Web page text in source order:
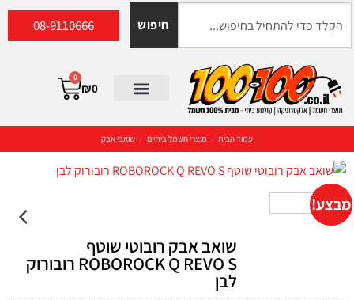
חיפוש 08-9110666
₪0
0
עמוד הבית / מוצרי חשמל ביתיים / שואבי אבק
מבצע!
שואב אבק רובוטי שוטף
ROBOROCK Q REVO S רובורוק
לבן